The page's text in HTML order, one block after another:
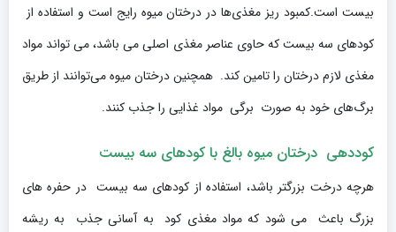
بیست است.کمبود ریز مغذی‌ها در درختان میوه رایج است و استفاده از
کودهای سه بیست که حاوی عناصر مغذی اصلی می باشد، می تواند مواد
مغذی لازم درختان را تامین کند. همچنین درختان میوه می‌توانند از طریق
برگ‌های خود به صورت برگی مواد غذایی را جذب کنند.
کوددهی درختان میوه بالغ با کودهای سه بیست
هرچه درخت بزرگتر باشد، استفاده از کودهای سه بیست در حفره های
بزرگ باعث می شود که مواد مغذی کود به آسانی جذب به ریشه